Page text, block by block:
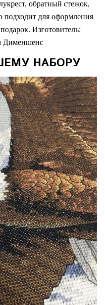
обратный стежок,
подходит для оформления
Изготовитель:
Дименшенс
НАБОРУ